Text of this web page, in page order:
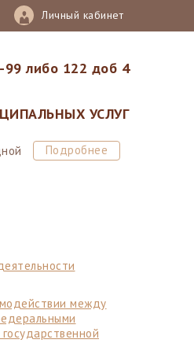
Личный кабинет
либо 122 доб 4
УСЛУГ
Подробнее
между